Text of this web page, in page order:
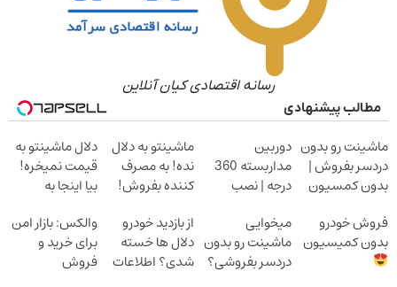
رسانه اقتصادی کیان آنلاین
مطالب پیشنهادی
ماشینت رو بدون
دردسر بفروش |
بدون کمسیون
دوربین
مداربسته 360
درجه | نصب
ماشینتو به دلال
نده! به مصرف
کننده بفروش!
یک تماس
دلال ماشینتو به
قیمت نمیخره!
بیا اینجا به
بفروش*فقط
خریدار واقعی*
فروش خودرو
بدون کمیسیون
میخوایی
ماشینت رو بدون
دردسر بفروشی؟
از بازدید خودرو
دلال ها خسته
شدی؟ اطلاعات
والکس: بازار امن
برای خرید و
فروش